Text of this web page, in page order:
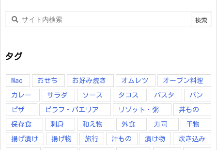
タグ
Mac おせち お好み焼き オムレツ オーブン料理
カレー サラダ ソース タコス パスタ パン
ピザ ピラフ・パエリア リゾット・粥 丼もの
保存食 刺身 和え物 外食 寿司 干物
揚げ漬け 揚げ物 旅行 汁もの 漬け物 炊き込み